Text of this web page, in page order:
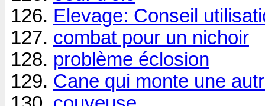
Elevage: Conseil
combat pour un nichoir
problème éclosion
Cane qui monte une